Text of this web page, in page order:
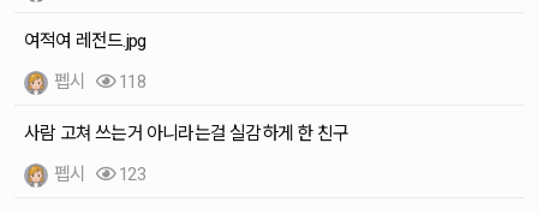
여적여 레전드.jpg
펩시
118
사람 고쳐 쓰는거 아니라는걸 실감하게 한 친구
펩시
123